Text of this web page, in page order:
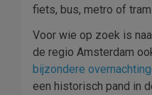
fiets, bus, metro of tram.
Voor wie op zoek is
de regio Amsterdam
bijzondere
een historisch pand in